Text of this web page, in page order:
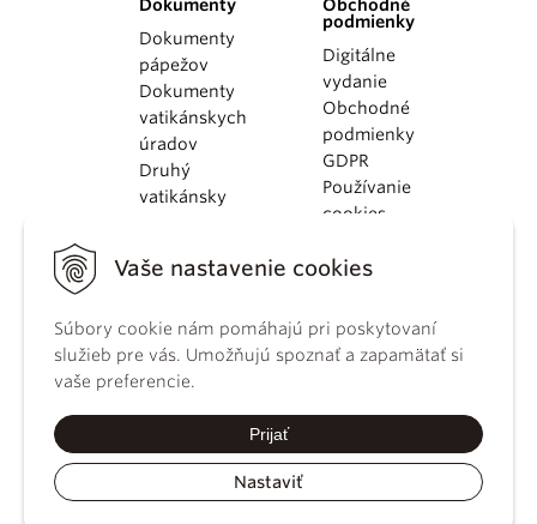
Vaše nastavenie cookies
Súbory cookie nám pomáhajú pri poskytovaní
služieb pre vás. Umožňujú spoznať a zapamätať si
vaše preferencie.
Prijať
Nastaviť
Dokumenty
Dokumenty
pápežov
Dokumenty
vatikánskych
úradov
Druhý
vatikánsky
KBS
kánonického
práva
Katechizmus
Obchodné
podmienky
Digitálne
vydanie
Obchodné
podmienky
GDPR
Používanie
cookies